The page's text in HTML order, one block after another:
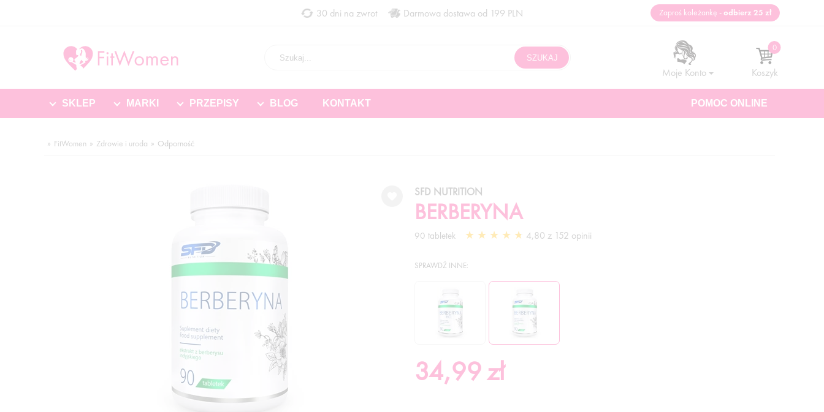
30 dni na zwrot Darmowa dostawa od 199 PLN
Koszyk
Moje Konto
SKLEP MARKI PRZEPISY BLOG KONTAKT POMOC ONLINE
Zaproś koleżankę -odbierz 25 zł
FitWomen Zdrowie i uroda Odporność
BERBERYNA
SFD NUTRITION
90 tabletek 4,80 z 152 opinii
SPRAWDŹ INNE:
34,99zł